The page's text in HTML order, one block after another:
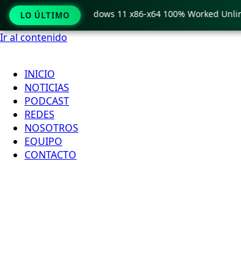
Ir al contenido
INICIO
NOTICIAS
PODCAST
REDES
NOSOTROS
EQUIPO
CONTACTO
LO ÚLTIMO
Crack only Windows 11 x86-x64 100% Worked Unlimited